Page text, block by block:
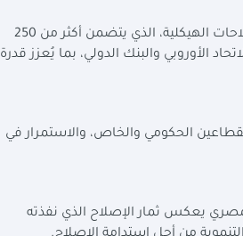
وأضافت أن «السردية الوطنية للتنمية الاقتصادية»، تستند إلى تنفيذ البرنامج الوطني للإصلاحات الهيكلية، الذي يتضمن أكثر من 250
الأوروبي والبنك الدولي، بما يُعزز قدرة
الحكومي والخاص، والاستمرار في
يعكس ثمار الإصلاح الذي نفذته